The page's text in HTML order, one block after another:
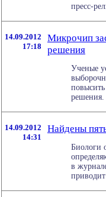
пресс-
14.09.2012
17:18
Микрочип
решения
Ученые
решения.
14.09.2012
14:31
Найдены
Биологи
в